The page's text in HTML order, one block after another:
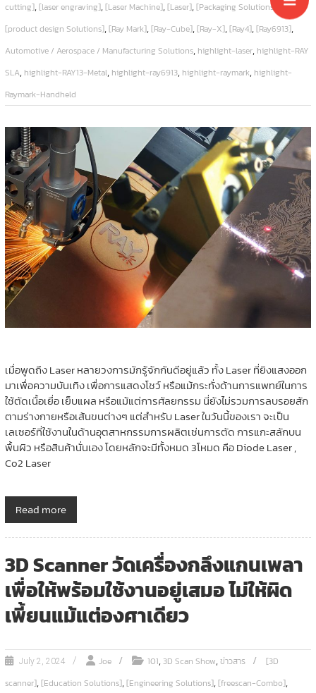
cutting],[laser engraving],[Laser Machine],[Laser],[Packaging Solutions]
[product design Solutions],[Ray Mark],[Ray-Cube],[Ray-X],[Ray4],[Ray6913],
Automotive / Aerospace / Manufacturing Solutions, highlight-laser, highlight-RAY
SLA, highlight-RAY13-Metal, highlight-ray6913, highlight-raymark, highlight-
Raymark-Handheld
เมื่อพูดถึง Laser หลายวงการมักรู้จักกันดีอยู่แล้ว ทั้ง Laser ที่ยิงแสงออก
มาเพื่อความบันเทิง เพื่อการแสดงโชว์ หรือแม้กระทั่งด้านการแพทย์ในการ
ใช้ตัดเนื้อเยื่อ เย็บแผล หรือแม้แต่การศัลยกรรม นี่ยังไม่รวมการลบรอยสัก
ตามร่างกายหรือเส้นขนต่างๆ แต่สำหรับ Laser ในวันนี้ของเรา จะเป็น
เลเซอร์ที่ใช้งานในด้านอุตสาหกรรมการผลิตเช่นการตัด การแกะสลักบน
พื้นผิว หรือสินค้านั่นเอง โดยหลักจะมีทั้งหมด 3โหมด คือ Diode Laser ,
Co2 Laser
Read more
3D Scanner วัดเครื่องกลึงแกนเพลา
เพื่อให้พร้อมใช้งานอยู่เสมอ ไม่ให้ผิด
เพี้ยนแม้แต่องศาเดียว
July 2, 2024 Joe 101,3D Scan Show,ข่าวสาร
[3D
scanner],[Education Solutions],[Engineering Solutions],[freescan-Combo],